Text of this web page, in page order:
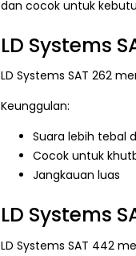
dan cocok untuk
LD Systems
LD Systems SAT 262
Keunggulan:
Suara lebih tebal
Cocok untuk
Jangkauan luas
LD Systems
LD Systems SAT 442